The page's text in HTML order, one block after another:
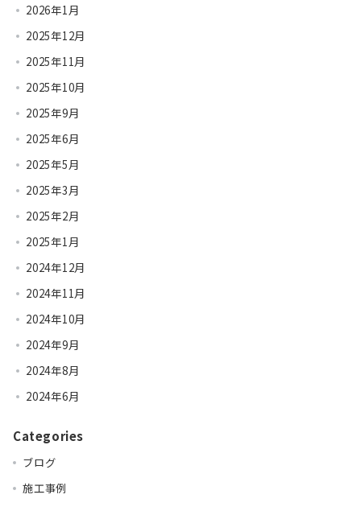
2026年1月
2025年12月
2025年11月
2025年10月
2025年9月
2025年6月
2025年5月
2025年3月
2025年2月
2025年1月
2024年12月
2024年11月
2024年10月
2024年9月
2024年8月
2024年6月
Categories
ブログ
施工事例